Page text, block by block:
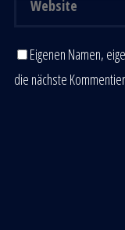
Eigenen Namen,
die nächste